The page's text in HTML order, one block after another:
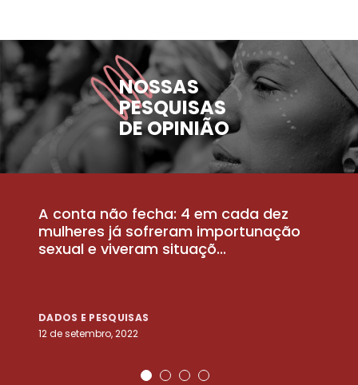
NOSSAS
PESQUISAS
DE OPINIÃO
A conta não fecha: 4 em cada dez
mulheres já sofreram importunação
sexual e viveram situaçõ...
DADOS E PESQUISAS
12 de setembro, 2022